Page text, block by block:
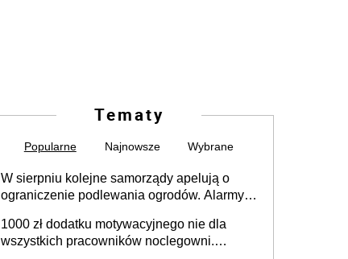
Tematy
Popularne Najnowsze Wybrane
W sierpniu kolejne samorządy apelują o
ograniczenie podlewania ogrodów. Alarmy w
może objąć cały kraj
1000 zł dodatku motywacyjnego nie dla
wszystkich pracowników noclegowni.